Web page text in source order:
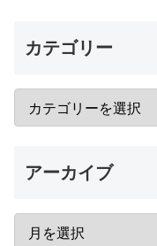
カテゴリー
アーカイブ